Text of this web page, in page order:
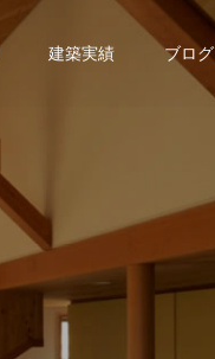
建築実績 ブログ